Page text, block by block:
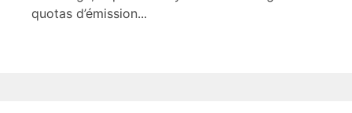
quotas d’émission...